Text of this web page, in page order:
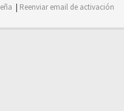
| Reenviar email de activación